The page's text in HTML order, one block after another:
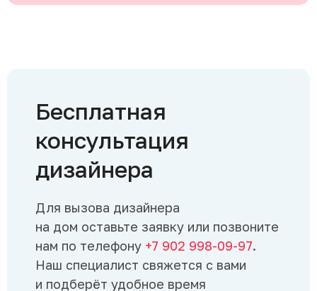
Бесплатная
консультация
дизайнера
Для вызова дизайнера
на дом оставьте заявку или позвоните
нам по телефону +7 902 998-09-97.
Наш специалист свяжется с вами
и подберёт удобное время